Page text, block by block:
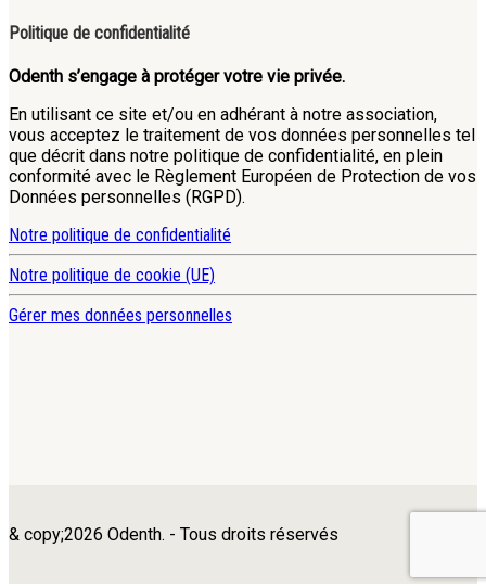
Politique de confidentialité
Odenth s’engage à protéger votre vie privée.
En utilisant ce site et/ou en adhérant à notre association,
vous acceptez le traitement de vos données personnelles tel
que décrit dans notre politique de confidentialité, en plein
conformité avec le Règlement Européen de Protection de vos
Données personnelles (RGPD).
Notre politique de confidentialité
Notre politique de cookie (UE)
Gérer mes données personnelles
& copy;2026 Odenth. - Tous droits réservés